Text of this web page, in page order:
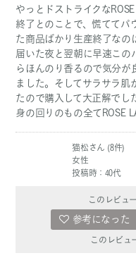
やっとドストライクな
終了とのことで、慌ててパ
た商品ばかり生産終了なの
届いた夜と翌朝に早速この
らほんのり香るので気分が
ました。そしてサラサラ肌
たので購入して大正解でし
身の回りのもの全てROSE
猫松さん (8件)
女性
投稿時：40代
このレビュ
参考になった
このレビュ